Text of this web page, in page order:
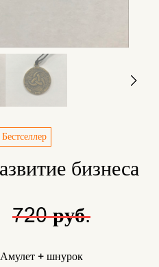
Бестселлер
бизнеса
720 руб.
+ шнурок